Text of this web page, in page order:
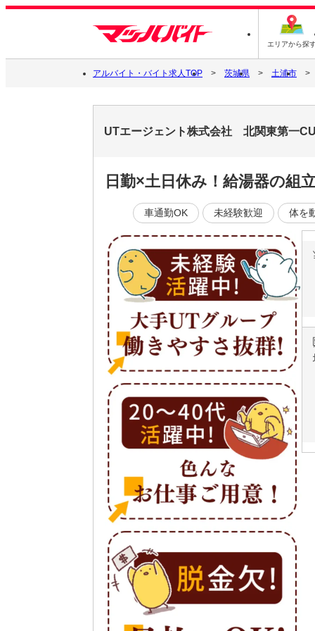
エリアから探
アルバイト・バイト求人TOP 茨城県 土浦市
UTエージェント株式会社 北関東第一
日勤×土日休み！給湯器の組
車通勤OK 未経験歓迎 体を